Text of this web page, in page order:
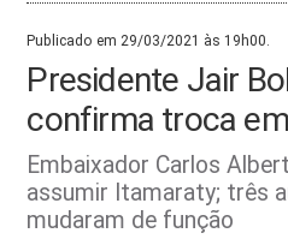
Publicado em 29/03/2021 às 19h00.
Presidente Jair
confirma troca
Embaixador Carlos
assumir Itamaraty; três
mudaram de função